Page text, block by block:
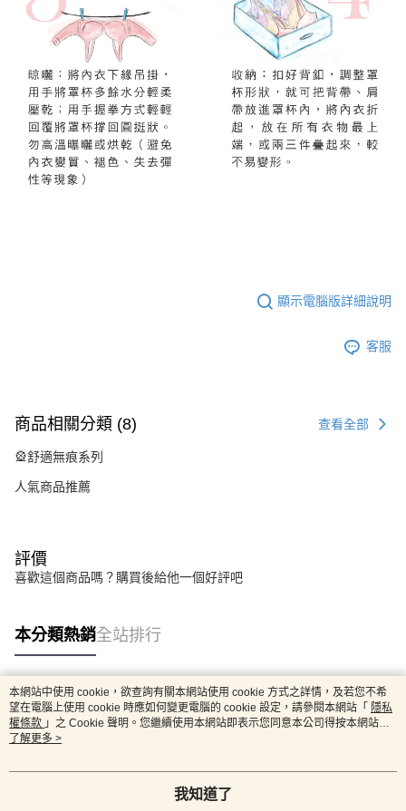
顯示電腦版詳細說明
客服
商品相關分類 (8) 查看全部
🎡舒適無痕系列
人氣商品推薦
評價
喜歡這個商品嗎？購買後給他一個好評吧
本分類熱銷全站排行
熱門標籤
本網站中使用 cookie，欲查詢有關本網站使用 cookie 方式之詳情，及若您不希
望在電腦上使用 cookie 時應如何變更電腦的 cookie 設定，請參閱本網站「 隱私
權條款 」之 Cookie 聲明。您繼續使用本網站即表示您同意本公司得按本網站使
用條款之 Cookie 聲明使用 cookie。
了解更多 >
我知道了